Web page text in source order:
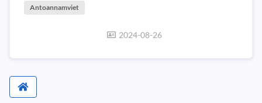
Antoannamviet
2024-08-26